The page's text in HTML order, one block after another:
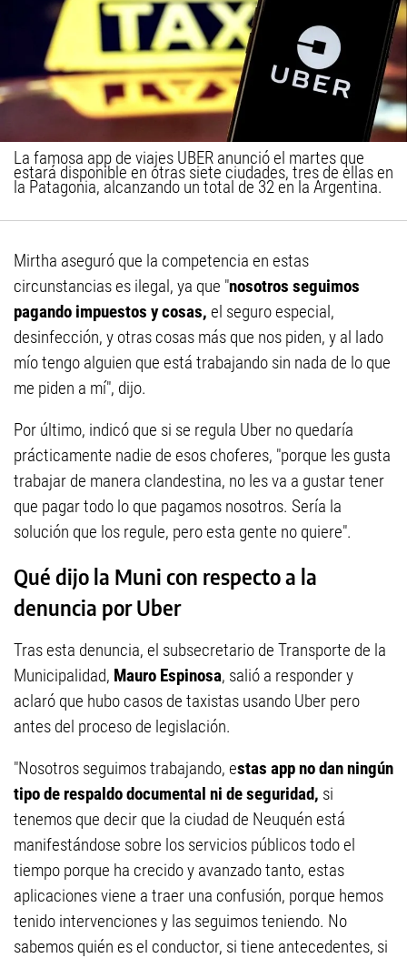
La famosa app de viajes UBER anunció el martes que
estará disponible en otras siete ciudades, tres de ellas en
la Patagonia, alcanzando un total de 32 en la Argentina.
Mirtha aseguró que la competencia en estas
circunstancias es ilegal, ya que "nosotros seguimos
pagando impuestos y cosas, el seguro especial,
desinfección, y otras cosas más que nos piden, y al lado
mío tengo alguien que está trabajando sin nada de lo que
me piden a mí", dijo.
Por último, indicó que si se regula Uber no quedaría
prácticamente nadie de esos choferes, "porque les gusta
trabajar de manera clandestina, no les va a gustar tener
que pagar todo lo que pagamos nosotros. Sería la
solución que los regule, pero esta gente no quiere".
Qué dijo la Muni con respecto a la
denuncia por Uber
Tras esta denuncia, el subsecretario de Transporte de la
Municipalidad, Mauro Espinosa, salió a responder y
aclaró que hubo casos de taxistas usando Uber pero
antes del proceso de legislación.
"Nosotros seguimos trabajando, estas app no dan ningún
tipo de respaldo documental ni de seguridad, si
tenemos que decir que la ciudad de Neuquén está
manifestándose sobre los servicios públicos todo el
tiempo porque ha crecido y avanzado tanto, estas
aplicaciones viene a traer una confusión, porque hemos
tenido intervenciones y las seguimos teniendo. No
sabemos quién es el conductor, si tiene antecedentes, si